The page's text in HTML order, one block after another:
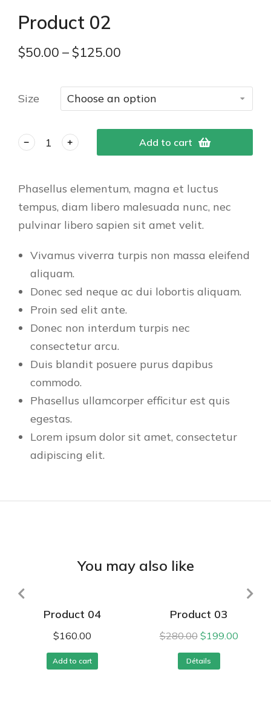
Product 02
$50.00 –$125.00
Size
Add to cart
Phasellus elementum, magna et luctus
tempus, diam libero malesuada nunc, nec
pulvinar libero sapien sit amet velit.
Vivamus viverra turpis non massa eleifend
aliquam.
Donec sed neque ac dui lobortis aliquam.
Proin sed elit ante.
Donec non interdum turpis nec
consectetur arcu.
Duis blandit posuere purus dapibus
commodo.
Phasellus ullamcorper efficitur est quis
egestas.
Lorem ipsum dolor sit amet, consectetur
adipiscing elit.
You may also like
Product 04
$160.00
Add to cart
Product 03
$280.00 $199.00
Détails